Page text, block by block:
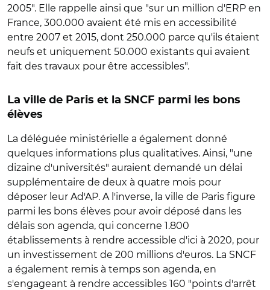
2005". Elle rappelle ainsi que "sur un million d'ERP en
France, 300.000 avaient été mis en accessibilité
entre 2007 et 2015, dont 250.000 parce qu'ils étaient
neufs et uniquement 50.000 existants qui avaient
fait des travaux pour être accessibles".
La ville de Paris et la SNCF parmi les bons
élèves
La déléguée ministérielle a également donné
quelques informations plus qualitatives. Ainsi, "une
dizaine d'universités" auraient demandé un délai
supplémentaire de deux à quatre mois pour
déposer leur Ad'AP. A l'inverse, la ville de Paris figure
parmi les bons élèves pour avoir déposé dans les
délais son agenda, qui concerne 1.800
établissements à rendre accessible d'ici à 2020, pour
un investissement de 200 millions d'euros. La SNCF
a également remis à temps son agenda, en
s'engageant à rendre accessibles 160 "points d'arrêt